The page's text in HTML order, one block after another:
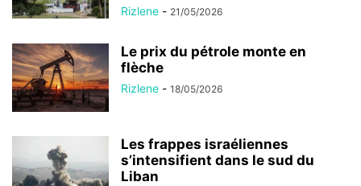
Rizlene - 21/05/2026
Le prix du pétrole monte en
flèche
Rizlene - 18/05/2026
Les frappes israéliennes
s’intensifient dans le sud du
Liban